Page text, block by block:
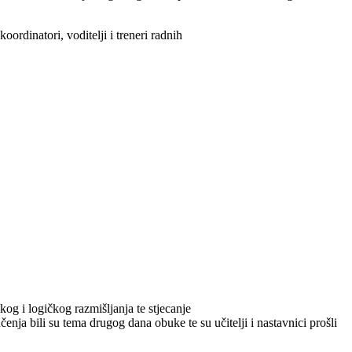
voditelji i treneri radnih
i logičkog razmišljanja te stjecanje
bili su tema drugog dana obuke te su učitelji i nastavnici prošli